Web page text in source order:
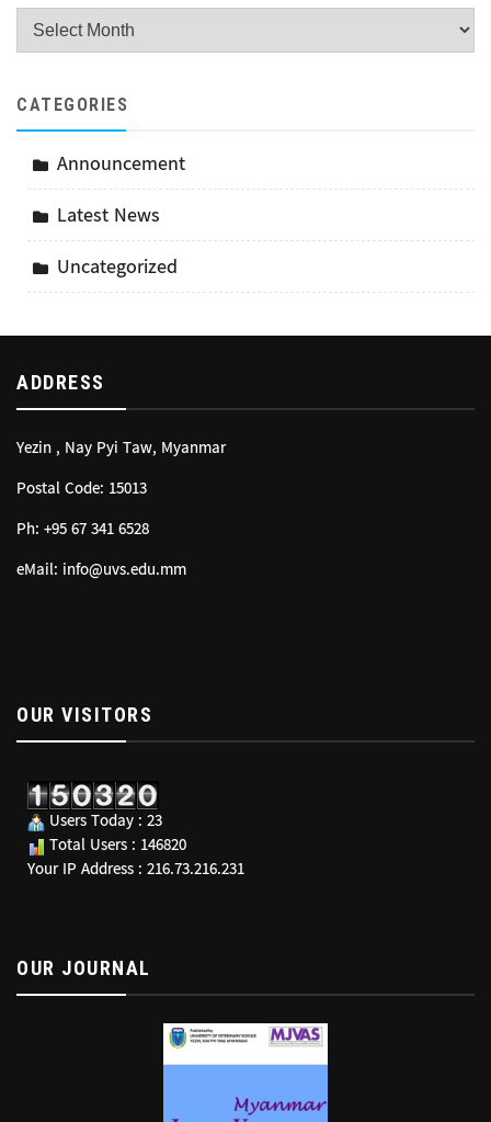
Archives
CATEGORIES
Announcement
Latest News
Uncategorized
ADDRESS
Yezin , Nay Pyi Taw, Myanmar
Postal Code: 15013
Ph: +95 67 341 6528
eMail: info@uvs.edu.mm
OUR VISITORS
Users Today : 23
Total Users : 146820
Your IP Address : 216.73.216.231
OUR JOURNAL